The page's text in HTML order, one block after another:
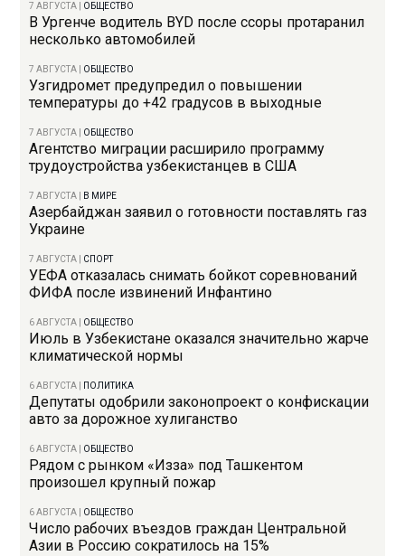
7 АВГУСТА ОБЩЕСТВО
В Ургенче водитель BYD после ссоры протаранил
несколько автомобилей
7 АВГУСТА ОБЩЕСТВО
Узгидромет предупредил о повышении
температуры до +42 градусов в выходные
7 АВГУСТА ОБЩЕСТВО
Агентство миграции расширило программу
трудоустройства узбекистанцев в США
7 АВГУСТА В МИРЕ
Азербайджан заявил о готовности поставлять газ
Украине
7 АВГУСТА СПОРТ
УЕФА отказалась снимать бойкот соревнований
ФИФА после извинений Инфантино
6 АВГУСТА ОБЩЕСТВО
Июль в Узбекистане оказался значительно жарче
климатической нормы
6 АВГУСТА ПОЛИТИКА
Депутаты одобрили законопроект о конфискации
авто за дорожное хулиганство
6 АВГУСТА ОБЩЕСТВО
Рядом с рынком «Изза» под Ташкентом
произошел крупный пожар
6 АВГУСТА ОБЩЕСТВО
Число рабочих въездов граждан Центральной
Азии в Россию сократилось на 15%